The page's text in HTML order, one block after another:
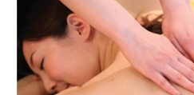
フロアガイド
CLOTHING・BAG ＆ SHOES